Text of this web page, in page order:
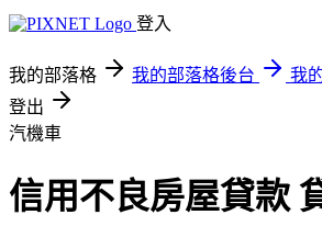
登入
我的部落格 我的部落格後台
我
登出
汽機車
信用不良房屋貸款